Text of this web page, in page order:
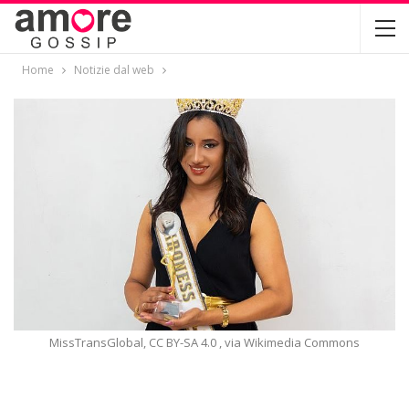
Home Notizie dal web
MissTransGlobal, CC BY-SA 4.0 , via Wikimedia Commons